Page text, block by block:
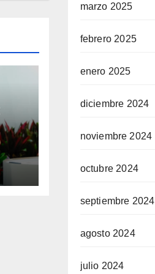
marzo 2025
febrero 2025
enero 2025
diciembre 2024
noviembre 2024
octubre 2024
septiembre 2024
agosto 2024
julio 2024